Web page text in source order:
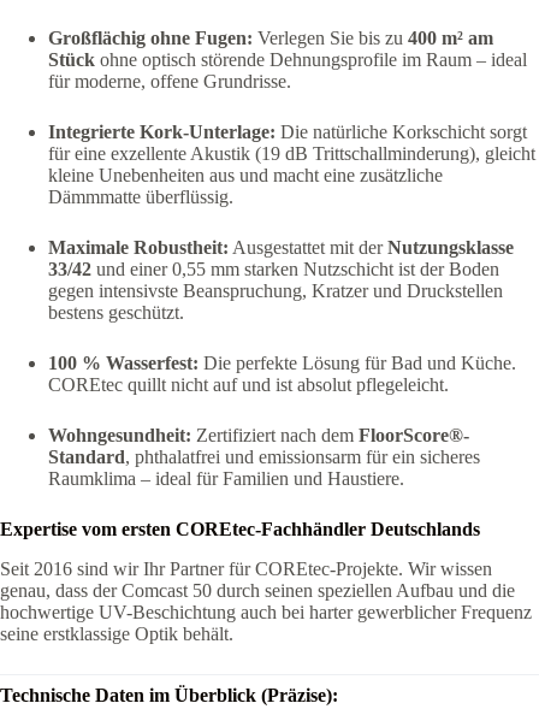
Großflächig ohne Fugen: Verlegen Sie bis zu 400 m² am
Stück ohne optisch störende Dehnungsprofile im Raum – ideal
für moderne, offene Grundrisse.
Integrierte Kork-Unterlage: Die natürliche Korkschicht sorgt
für eine exzellente Akustik (19 dB Trittschallminderung), gleicht
kleine Unebenheiten aus und macht eine zusätzliche
Dämmmatte überflüssig.
Maximale Robustheit: Ausgestattet mit derNutzungsklasse
33/42 und einer 0,55 mm starken Nutzschicht ist der Boden
gegen intensivste Beanspruchung, Kratzer und Druckstellen
bestens geschützt.
100 % Wasserfest: Die perfekte Lösung für Bad und Küche.
COREtec quillt nicht auf und ist absolut pflegeleicht.
Wohngesundheit: Zertifiziert nach dem FloorScore®-
Standard, phthalatfrei und emissionsarm für ein sicheres
Raumklima – ideal für Familien und Haustiere.
Expertise vom ersten COREtec-Fachhändler Deutschlands
Seit 2016 sind wir Ihr Partner für COREtec-Projekte. Wir wissen
genau, dass der Comcast 50 durch seinen speziellen Aufbau und die
hochwertige UV-Beschichtung auch bei harter gewerblicher Frequenz
seine erstklassige Optik behält.
Technische Daten im Überblick (Präzise):